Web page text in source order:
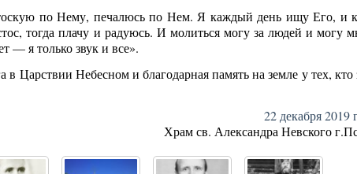
по Нему, печалюсь по Нем. Я каждый день ищу Его, и
тогда плачу и радуюсь. И молиться могу за людей и могу
— я только звук и все».
Царствии Небесном и благодарная память на земле у тех, кто
22 декабря 2019
Храм св. Александра Невского
Сен
99 Posts
Окт
105 Posts
Сен
102 Posts
Окт
114 Posts
Сен
0 Posts
Окт
14 Posts
Сен
35 Posts
Окт
22 Posts
Сен
23 Posts
Окт
23 Posts
Сен
27 Posts
Окт
42 Posts
Сен
12 Posts
Окт
25 Posts
Сен
33 Posts
Окт
29 Posts